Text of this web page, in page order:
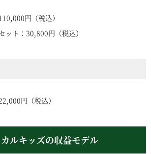
円（税込）
ット：30,800円（税込）
円（税込）
ルキッズの収益モデル